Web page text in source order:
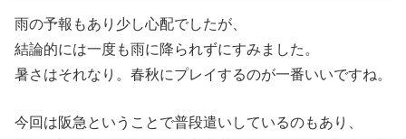
雨の予報もあり少し心配でしたが、
結論的には一度も雨に降られずにすみました。
暑さはそれなり。春秋にプレイするのが一番いいですね。
今回は阪急ということで普段遣いしているのもあり、